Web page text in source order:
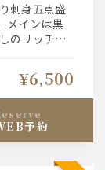
刺身五点盛
メインは黒
のリッチな
¥6,500
reserve
WEB予約